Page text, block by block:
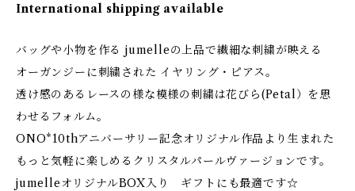
International shipping available
バッグや小物を作る jumelleの上品で繊細な刺繍が映える
オーガンジーに刺繍された イヤリング・ピアス。
透け感のあるレースの様な模様の刺繍は花びら(Petal）を思
わせるフォルム。
ONO*10thアニバーサリー記念オリジナル作品より生まれた
もっと気軽に楽しめるクリスタルパールヴァージョンです。
jumelleオリジナルBOX入り ギフトにも最適です☆